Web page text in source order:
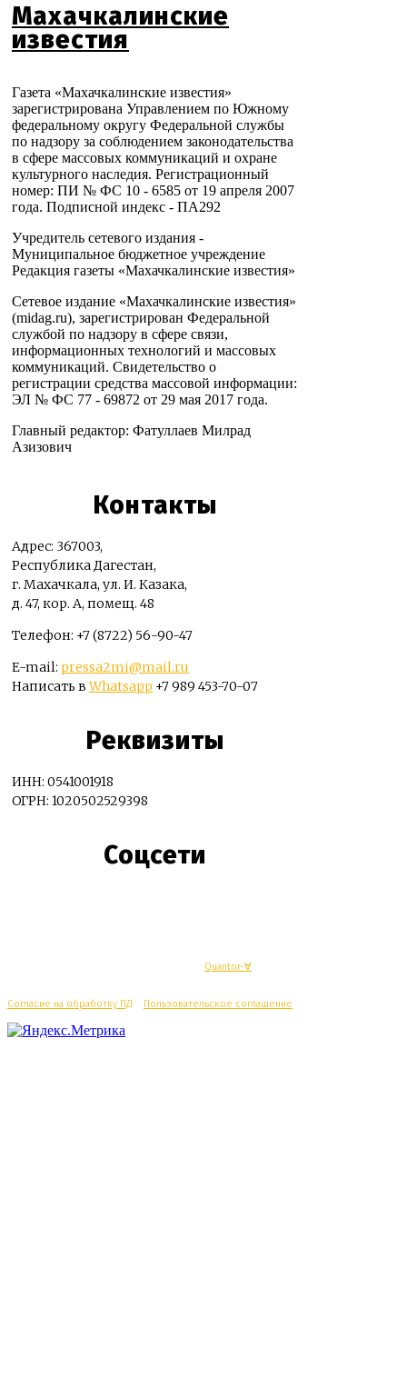
Махачкалинские
известия
Газета «Махачкалинские известия»
зарегистрирована Управлением по Южному
федеральному округу Федеральной службы
по надзору за соблюдением законодательства
в сфере массовых коммуникаций и охране
культурного наследия. Регистрационный
номер: ПИ № ФС 10 - 6585 от 19 апреля 2007
года. Подписной индекс - ПА292
Учредитель сетевого издания -
Муниципальное бюджетное учреждение
Редакция газеты «Махачкалинские известия»
Сетевое издание «Махачкалинские известия»
(midag.ru), зарегистрирован Федеральной
службой по надзору в сфере связи,
информационных технологий и массовых
коммуникаций. Свидетельство о
регистрации средства массовой информации:
ЭЛ № ФС 77 - 69872 от 29 мая 2017 года.
Главный редактор: Фатуллаев Милрад
Азизович
Контакты
Адрес: 367003,
Республика Дагестан,
г. Махачкала, ул. И. Казака,
д. 47, кор. А, помещ. 48
Телефон: +7 (8722) 56-90-47
E-mail: pressa2mi@mail.ru
Написать вWhatsapp +7 989 453-70-07
Реквизиты
ИНН: 0541001918
ОГРН: 1020502529398
Соцсети
Quantor-∀
Согласие на обработку ПД Пользовательское соглашение